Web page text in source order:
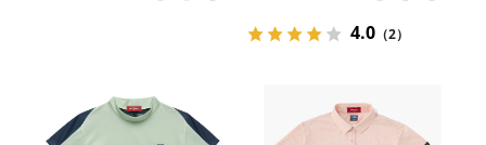
4.0（2）